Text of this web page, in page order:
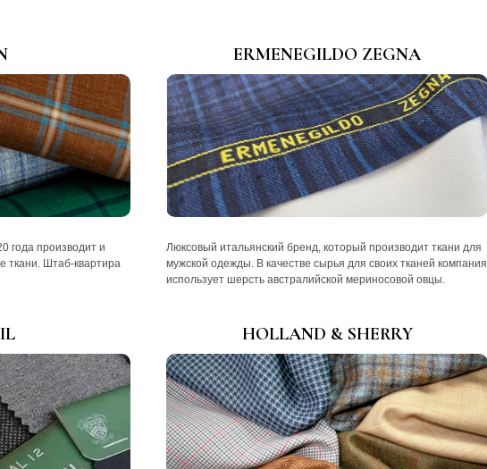
года производит и
ткани. Штаб-квартира
ERMENEGILDO ZEGNA
Люксовый итальянский бренд, который производит ткани для
мужской одежды. В качестве сырья для своих тканей компания
использует шерсть австралийской мериносовой овцы.
HOLLAND & SHERRY